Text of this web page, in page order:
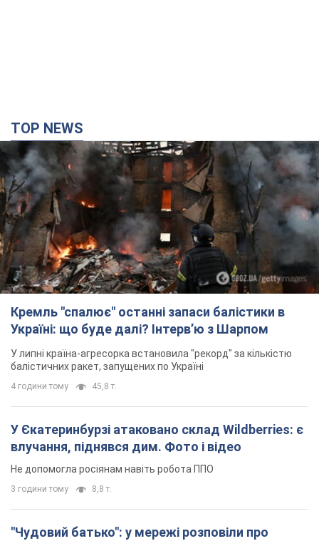
TOP NEWS
Кремль "спалює" останні запаси балістики в
Україні: що буде далі? Інтерв’ю з Шарпом
У липні країна-агресорка встановила "рекорд" за кількістю
балістичних ракет, запущених по Україні
4 години тому 45,8 т.
У Єкатеринбурзі атаковано склад Wildberries: є
влучання, піднявся дим. Фото і відео
Не допомогла росіянам навіть робота ППО
3 години тому 8,8 т.
"Чудовий батько": у мережі розповіли про